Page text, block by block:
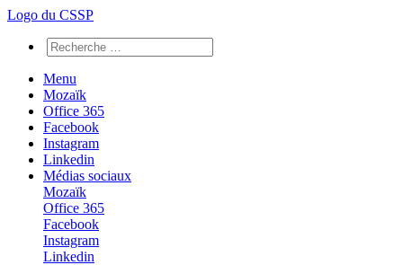
Logo du CSSP
Menu
Mozaïk
Office 365
Facebook
Instagram
Linkedin
Médias sociaux
Mozaïk
Office 365
Facebook
Instagram
Linkedin